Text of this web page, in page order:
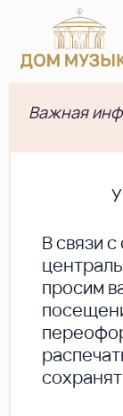
Важная
В cвязи
просим